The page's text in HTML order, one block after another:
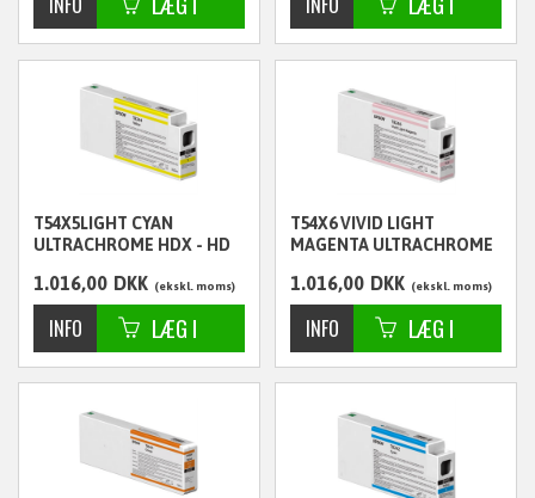
T54X5LIGHT CYAN
ULTRACHROME HDX - HD
1.016,00 DKK ekskl. moms
T54X6 VIVID LIGHT
MAGENTA ULTRACHROME
C13T54X600
1.016,00 DKK ekskl. moms